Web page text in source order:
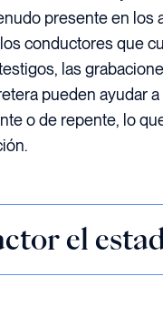
presente en
conductores que
las
pueden ayudar
o de repente, lo
el